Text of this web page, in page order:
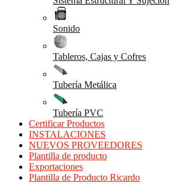
Sonido
Tableros, Cajas y Cofres
Tubería Metálica
Tubería PVC
Certificar Productos
INSTALACIONES
NUEVOS PROVEEDORES
Plantilla de producto
Exportaciones
Plantilla de Producto Ricardo